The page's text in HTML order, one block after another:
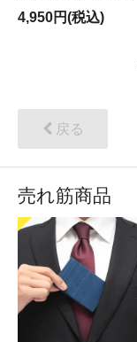
4,950円(税込)
戻る
売れ筋商品